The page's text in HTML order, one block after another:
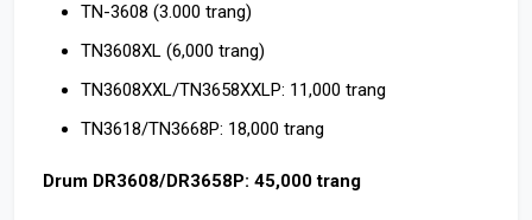
TN-3608 (3.000 trang)
TN3608XL (6,000 trang)
TN3608XXL/TN3658XXLP: 11,000 trang
TN3618/TN3668P: 18,000 trang
Drum DR3608/DR3658P: 45,000 trang